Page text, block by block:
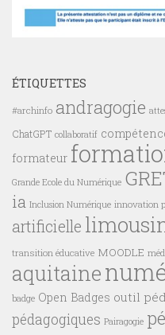
ÉTIQUETTES
#archinfo andragogie
ChatGPT collaboratif
formateur
Grande Ecole du Numérique
ia Inclusion Numérique innovation
artificielle
transition éducative MOODLE
aquitaine
badge Open Badges outil
pédagogiques Pairagogie